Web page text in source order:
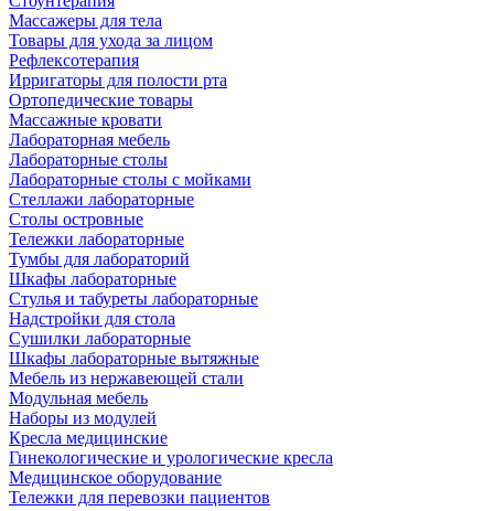
Массажеры для тела
Товары для ухода за лицом
Рефлексотерапия
Ирригаторы для полости рта
Ортопедические товары
Массажные кровати
Лабораторная мебель
Лабораторные столы
Лабораторные столы с мойками
Стеллажи лабораторные
Столы островные
Тележки лабораторные
Тумбы для лабораторий
Шкафы лабораторные
Стулья и табуреты лабораторные
Надстройки для стола
Сушилки лабораторные
Шкафы лабораторные вытяжные
Мебель из нержавеющей стали
Модульная мебель
Наборы из модулей
Кресла медицинские
Гинекологические и урологические кресла
Медицинское оборудование
Тележки для перевозки пациентов